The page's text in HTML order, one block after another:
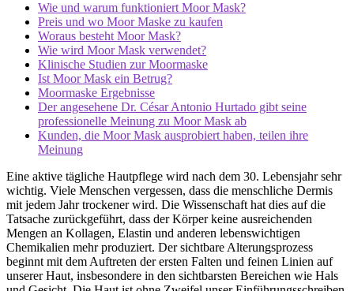
Wie und warum funktioniert Moor Mask?
Preis und wo Moor Maske zu kaufen
Woraus besteht Moor Mask?
Wie wird Moor Mask verwendet?
Klinische Studien zur Moormaske
Ist Moor Mask ein Betrug?
Moormaske Ergebnisse
Der angesehene Dr. César Antonio Hurtado gibt seine
professionelle Meinung zu Moor Mask ab
Kunden, die Moor Mask ausprobiert haben, teilen ihre
Meinung
Eine aktive tägliche Hautpflege wird nach dem 30. Lebensjahr sehr
wichtig. Viele Menschen vergessen, dass die menschliche Dermis
mit jedem Jahr trockener wird. Die Wissenschaft hat dies auf die
Tatsache zurückgeführt, dass der Körper keine ausreichenden
Mengen an Kollagen, Elastin und anderen lebenswichtigen
Chemikalien mehr produziert. Der sichtbare Alterungsprozess
beginnt mit dem Auftreten der ersten Falten und feinen Linien auf
unserer Haut, insbesondere in den sichtbarsten Bereichen wie Hals